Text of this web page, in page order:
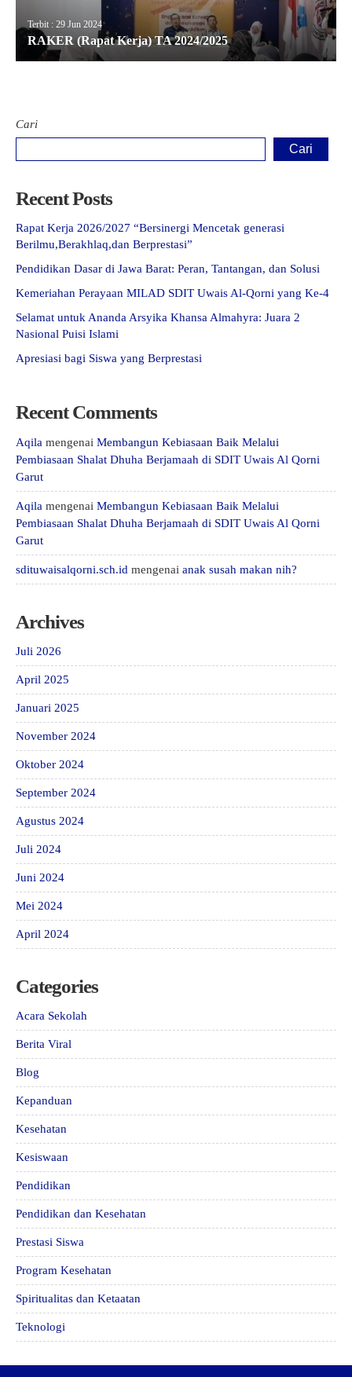
Terbit : 29 Jun 2024
RAKER (Rapat Kerja) TA 2024/2025
Cari
Cari
Recent Posts
Rapat Kerja 2026/2027 “Bersinergi Mencetak generasi
Berilmu,Berakhlaq,dan Berprestasi”
Pendidikan Dasar di Jawa Barat: Peran, Tantangan, dan Solusi
Kemeriahan Perayaan MILAD SDIT Uwais Al-Qorni yang Ke-4
Selamat untuk Ananda Arsyika Khansa Almahyra: Juara 2
Nasional Puisi Islami
Apresiasi bagi Siswa yang Berprestasi
Recent Comments
Aqila mengenai Membangun Kebiasaan Baik Melalui
Pembiasaan Shalat Dhuha Berjamaah di SDIT Uwais Al Qorni
Garut
Aqila mengenai Membangun Kebiasaan Baik Melalui
Pembiasaan Shalat Dhuha Berjamaah di SDIT Uwais Al Qorni
Garut
sdituwaisalqorni.sch.id mengenai anak susah makan nih?
Archives
Juli 2026
April 2025
Januari 2025
November 2024
Oktober 2024
September 2024
Agustus 2024
Juli 2024
Juni 2024
Mei 2024
April 2024
Categories
Acara Sekolah
Berita Viral
Blog
Kepanduan
Kesehatan
Kesiswaan
Pendidikan
Pendidikan dan Kesehatan
Prestasi Siswa
Program Kesehatan
Spiritualitas dan Ketaatan
Teknologi